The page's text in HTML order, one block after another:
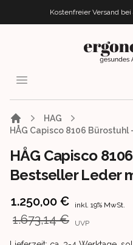
Kostenfreier Versand
Open menu
HAG
HÅG Capisco 8106
HÅG Capisco
Bestseller Leder
Product information
1.250,00 € inkl. 19% MwSt.
1.673,14 € UVP